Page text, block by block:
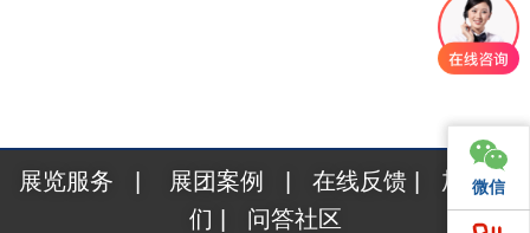
微信
微信
展览服务 | 展团案例 | 在线反馈| 加入我
们 | 问答社区